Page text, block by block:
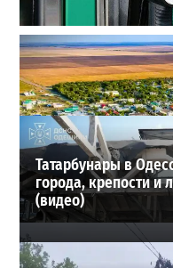
Неприятный сюрприз
снова взлетели цены
2026-07-28
ВИБОР РЕДАКЦИИ
Татарбунары в
города, крепости и
(видео)